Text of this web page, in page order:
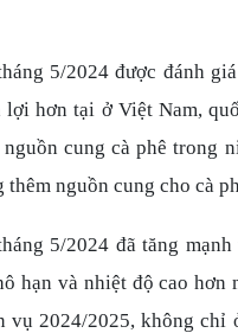
5/2024 được đánh
hơn tại ở Việt Nam,
cung cà phê trong
nguồn cung cho cà
5/2024 đã tăng
hạn và nhiệt độ cao
2024/2025, không chỉ